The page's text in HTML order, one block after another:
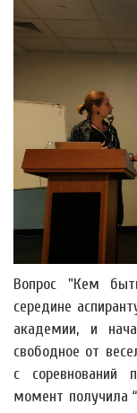
Вопрос "Кем
середине
академии, и
свободное от
с соревнований
момент получила